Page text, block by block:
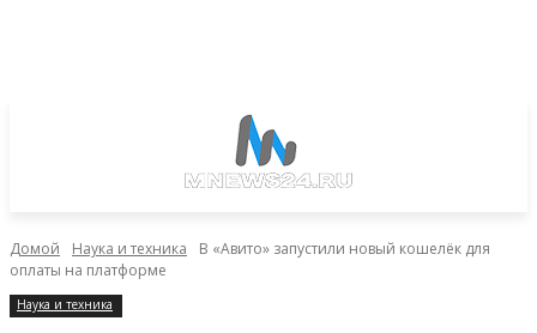
Домой Наука и техника
В «Авито» запустили новый кошелёк для
оплаты на платформе
Наука и техника